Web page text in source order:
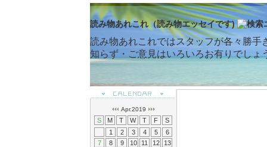
読み物あれこれ（読み物エッセイです)
読み物あれこれではスタッフが各々勝
知らず・ご意見はいろいろお有りでし
Apr.2019
S M T W T F
S
1
2 3 4 5
6
7
8 9 10 11 12
13